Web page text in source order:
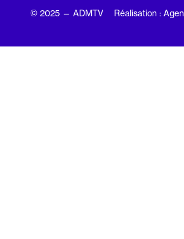
© 2025 — ADMTV Réalisation :